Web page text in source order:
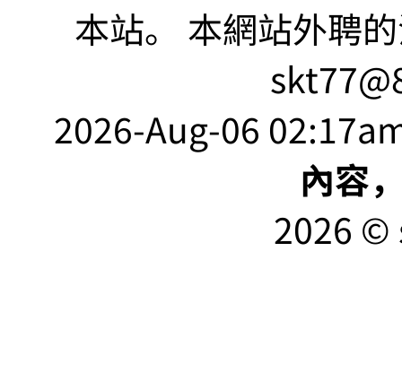
本站。 本網站外聘
2026-Aug-06
內容
2026 ©